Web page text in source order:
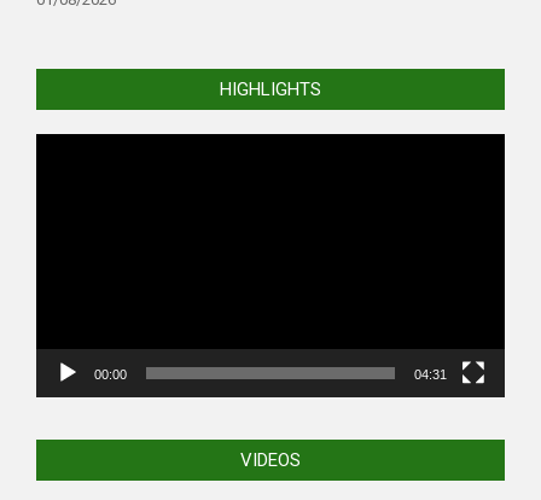
HIGHLIGHTS
00:00 04:31
VIDEOS